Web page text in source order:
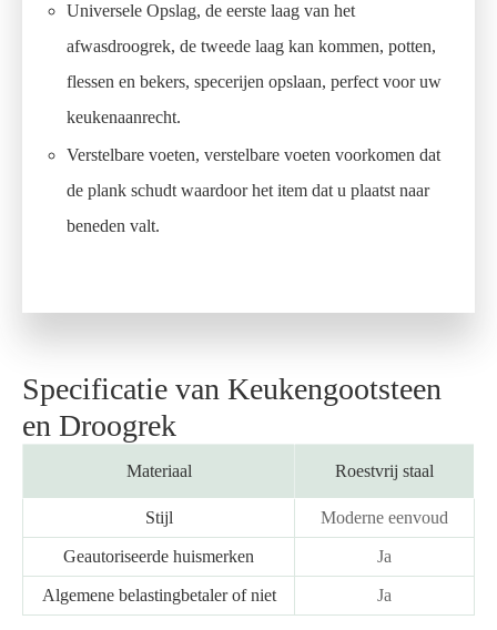
Universele Opslag, de eerste laag van het
afwasdroogrek, de tweede laag kan kommen, potten,
flessen en bekers, specerijen opslaan, perfect voor uw
keukenaanrecht.
Verstelbare voeten, verstelbare voeten voorkomen dat
de plank schudt waardoor het item dat u plaatst naar
beneden valt.
Specificatie van Keukengootsteen
en Droogrek
Materiaal Roestvrij staal
Stijl Moderne eenvoud
Geautoriseerde huismerken Ja
Algemene belastingbetaler of niet Ja